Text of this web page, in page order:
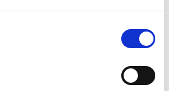
reticella, per mantenerne la
, fissandola bene tra le
, posiziona lo